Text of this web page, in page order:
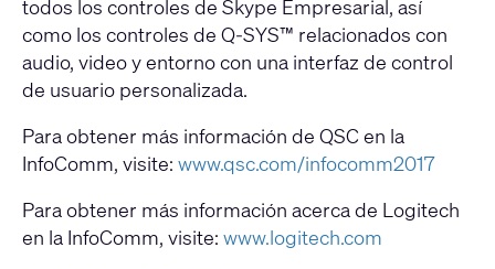
todos los controles de Skype Empresarial, así
como los controles de Q-SYS™ relacionados con
audio, video y entorno con una interfaz de control
de usuario personalizada.
Para obtener más información de QSC en la
InfoComm, visite: www.qsc.com/infocomm2017
Para obtener más información acerca de Logitech
en la InfoComm, visite: www.logitech.com